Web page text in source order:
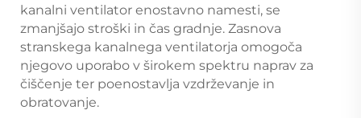
kanalni ventilator enostavno namesti, se
zmanjšajo stroški in čas gradnje. Zasnova
stranskega kanalnega ventilatorja omogoča
njegovo uporabo v širokem spektru naprav za
čiščenje ter poenostavlja vzdrževanje in
obratovanje.